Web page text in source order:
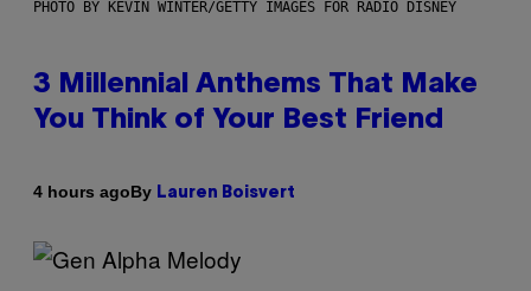
PHOTO BY KEVIN WINTER/GETTY IMAGES FOR RADIO DISNEY
3 Millennial Anthems That Make
You Think of Your Best Friend
4 hours agoBy Lauren Boisvert